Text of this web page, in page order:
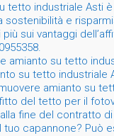
tetto industriale Asti
sostenibilità e
più sui vantaggi
amianto su tetto
su tetto industriale
amianto su
del tetto per il
fine del contratto
tuo capannone? Può